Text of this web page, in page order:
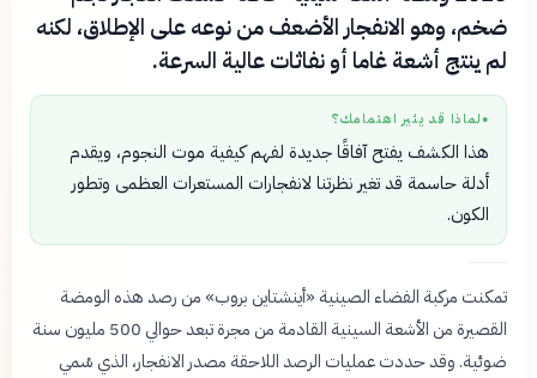
ضخم، وهو الانفجار الأضعف من نوعه على الإطلاق، لكنه
لم ينتج أشعة غاما أو نفاثات عالية السرعة.
● لماذا قد يثير اهتمامك؟
هذا الكشف يفتح آفاقًا جديدة لفهم كيفية موت النجوم، ويقدم
أدلة حاسمة قد تغير نظرتنا لانفجارات المستعرات العظمى وتطور
الكون.
تمكنت مركبة الفضاء الصينية «أينشتاين بروب» من رصد هذه الومضة
القصيرة من الأشعة السينية القادمة من مجرة تبعد حوالي 500 مليون سنة
ضوئية. وقد حددت عمليات الرصد اللاحقة مصدر الانفجار، الذي سُمي